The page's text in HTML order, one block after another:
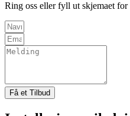
Ring oss eller fyll ut skjemaet
Få et Tilbud